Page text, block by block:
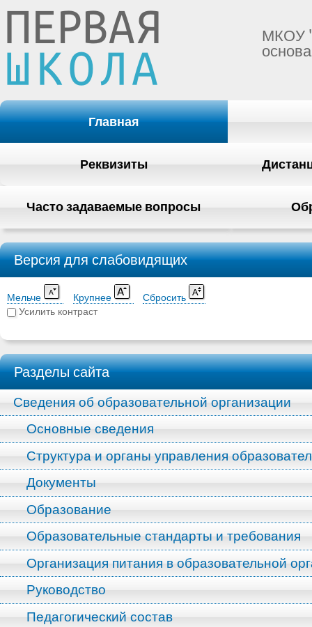
МКОУ
Главная
Реквизиты
Часто задаваемые вопросы
Версия для слабовидящих
Мельче Крупнее
Сбросить
Усилить контраст
Разделы сайта
Сведения об образовательной организации
Основные сведения
Структура и органы управления
Документы
Образование
Образовательные стандарты и требования
Организация питания в образовательной
Руководство
Педагогический состав